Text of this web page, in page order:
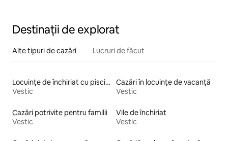
Destinații de explorat
Alte tipuri de cazări Lucruri de făcut
Locuințe de închiriat cu piscină
Vestic
Cazări în locuințe de vacanță
Vestic
Cazări potrivite pentru familii
Vestic
Vile de închiriat
Vestic